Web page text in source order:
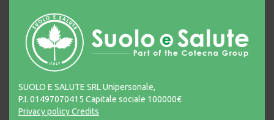
SUOLO E SALUTE SRL Unipersonale,
P.I. 01497070415 Capitale sociale 100000€
Privacy policyCredits